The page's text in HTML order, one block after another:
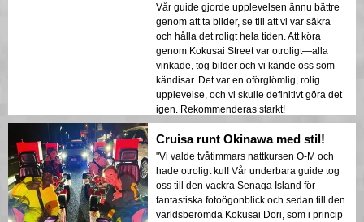
Vår guide gjorde upplevelsen ännu bättre
genom att ta bilder, se till att vi var säkra
och hålla det roligt hela tiden. Att köra
genom Kokusai Street var otroligt—alla
vinkade, tog bilder och vi kände oss som
kändisar. Det var en oförglömlig, rolig
upplevelse, och vi skulle definitivt göra det
igen. Rekommenderas starkt!
Cruisa runt Okinawa med stil!
"Vi valde tvåtimmars nattkursen O-M och
hade otroligt kul! Vår underbara guide tog
oss till den vackra Senaga Island för
fantastiska fotoögonblick och sedan till den
världsberömda Kokusai Dori, som i princip